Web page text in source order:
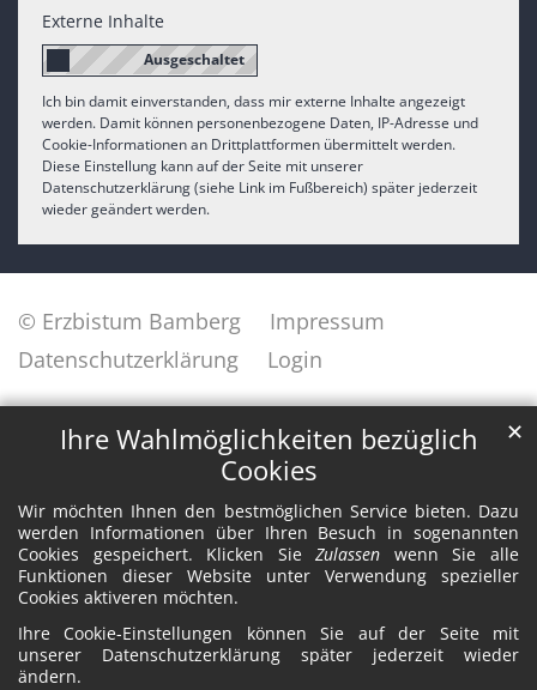
Ihre Wahlmöglichkeiten bezüglich
Cookies
Wir möchten Ihnen den bestmöglichen Service bieten. Dazu
werden Informationen über Ihren Besuch in sogenannten
Cookies gespeichert. Klicken SieZulassen wenn Sie alle
Funktionen dieser Website unter Verwendung spezieller
Cookies aktiveren möchten.
Ihre Cookie-Einstellungen können Sie auf der Seite mit
unserer Datenschutzerklärung später jederzeit wieder
ändern.
✕
Externe Inhalte
Ich bin damit einverstanden, dass mir externe Inhalte angezeigt
werden. Damit können personenbezogene Daten, IP-Adresse und
Cookie-Informationen an Drittplattformen übermittelt werden.
Diese Einstellung kann auf der Seite mit unserer
Datenschutzerklärung (siehe Link im Fußbereich) später jederzeit
wieder geändert werden.
© Erzbistum Bamberg
Impressum
Datenschutzerklärung
Login